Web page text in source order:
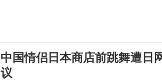
中国情侣日本商店前跳舞遭日
议